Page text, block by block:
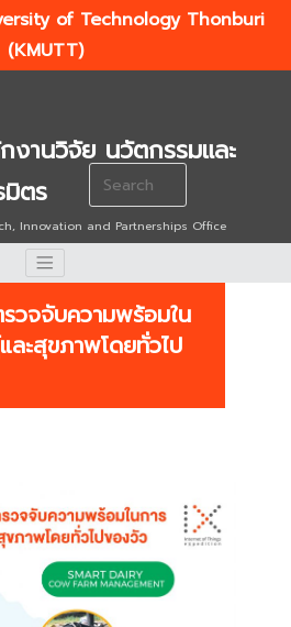
of Technology Thonburi
(KMUTT)
งานวิจัย นวัตกรรมและ
ตร
Innovation and Partnerships Office
Search
for:
วจจับความพร้อมใน
ะสุขภาพโดยทั่วไป